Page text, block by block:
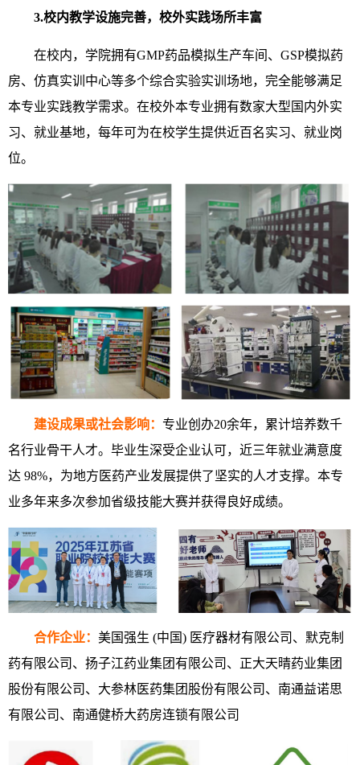
3.校内教学设施完善，校外实践场所丰富
在校内，学院拥有GMP药品模拟生产车间、GSP模拟药
房、仿真实训中心等多个综合实验实训场地，完全能够满足
本专业实践教学需求。在校外本专业拥有数家大型国内外实
习、就业基地，每年可为在校学生提供近百名实习、就业岗
位。
建设成果或社会影响： 专业创办20余年，累计培养数千
名行业骨干人才。毕业生深受企业认可，近三年就业满意度
达 98%，为地方医药产业发展提供了坚实的人才支撑。本专
业多年来多次参加省级技能大赛并获得良好成绩。
合作企业： 美国强生 (中国) 医疗器材有限公司、默克制
药有限公司、扬子江药业集团有限公司、正大天晴药业集团
股份有限公司、大参林医药集团股份有限公司、南通益诺思
有限公司、南通健桥大药房连锁有限公司